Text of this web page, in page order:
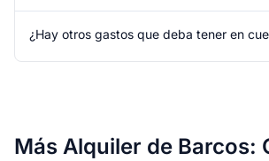
¿Hay otros gastos que deba tener en
Más Alquiler de Barcos: